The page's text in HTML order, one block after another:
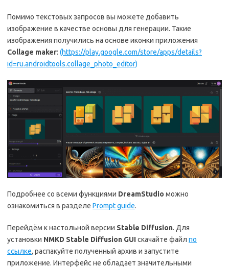
Помимо текстовых запросов вы можете добавить
изображение в качестве основы для генерации. Такие
изображения получились на основе иконки приложения
Collage maker: (https://play.google.com/store/apps/details?
id=ru.androidtools.collage_photo_editor)
Подробнее со всеми функциями DreamStudio можно
ознакомиться в разделе Prompt guide.
Перейдём к настольной версии Stable Diffusion. Для
установки NMKD Stable Diffusion GUIскачайте файл по
ссылке, распакуйте полученный архив и запустите
приложение. Интерфейс не обладает значительными